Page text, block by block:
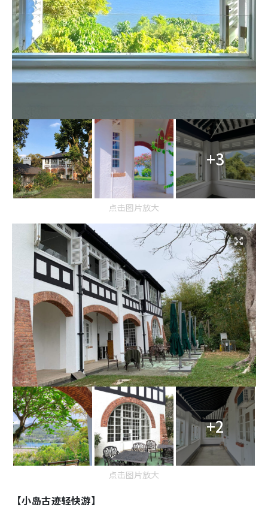
+3
点击图片放大
+2
点击图片放大
【小岛古迹轻快游】